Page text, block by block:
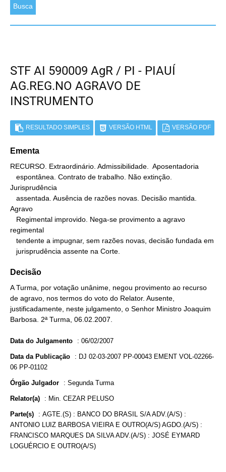
Busca
STF AI 590009 AgR / PI - PIAUÍ
AG.REG.NO AGRAVO DE
INSTRUMENTO
RESULTADO SIMPLES VERSÃO HTML VERSÃO PDF
Ementa
RECURSO. Extraordinário. Admissibilidade.  Aposentadoria
Jurisprudência
Agravo
regimental
   jurisprudência assente na Corte.
Decisão
A Turma, por votação unânime, negou provimento ao recurso
de agravo, nos termos do voto do Relator. Ausente,
justificadamente, neste julgamento, o Senhor Ministro Joaquim
Barbosa. 2ª Turma, 06.02.2007.
Data do Julgamento : 06/02/2007
Data da Publicação : DJ 02-03-2007 PP-00043 EMENT VOL-02266-
06 PP-01102
Órgão Julgador : Segunda Turma
Relator(a) : Min. CEZAR PELUSO
Parte(s) : AGTE.(S) : BANCO DO BRASIL S/A ADV.(A/S) :
ANTONIO LUIZ BARBOSA VIEIRA E OUTRO(A/S) AGDO.(A/S) :
FRANCISCO MARQUES DA SILVA ADV.(A/S) : JOSÉ EYMARD
LOGUÉRCIO E OUTRO(A/S)